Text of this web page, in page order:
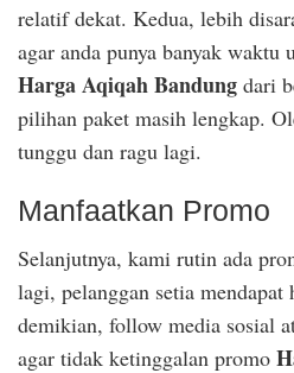
relatif dekat. Kedua, lebih
agar anda punya banyak waktu
Harga Aqiqah Bandung dari
pilihan paket masih lengkap.
tunggu dan ragu lagi.
Manfaatkan Promo
Selanjutnya, kami rutin ada
lagi, pelanggan setia
demikian, follow media sosial
agar tidak ketinggalan promo